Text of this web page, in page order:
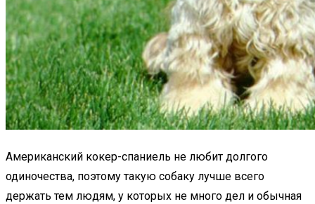
Американский кокер-спаниель не любит долгого
одиночества, поэтому такую собаку лучше всего
держать тем людям, у которых не много дел и обычная